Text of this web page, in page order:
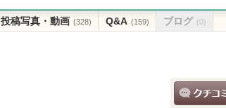
投稿写真・動画 (328) Q&A (159) ブログ (0)